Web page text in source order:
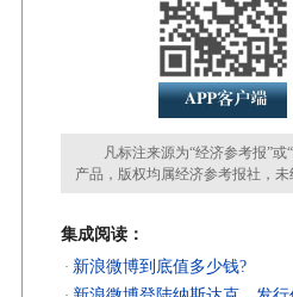
凡标注来源为“经济参考报”或“
产品，版权均属经济参考报社，
集成阅读：
· 新浪微博到底值多少钱?